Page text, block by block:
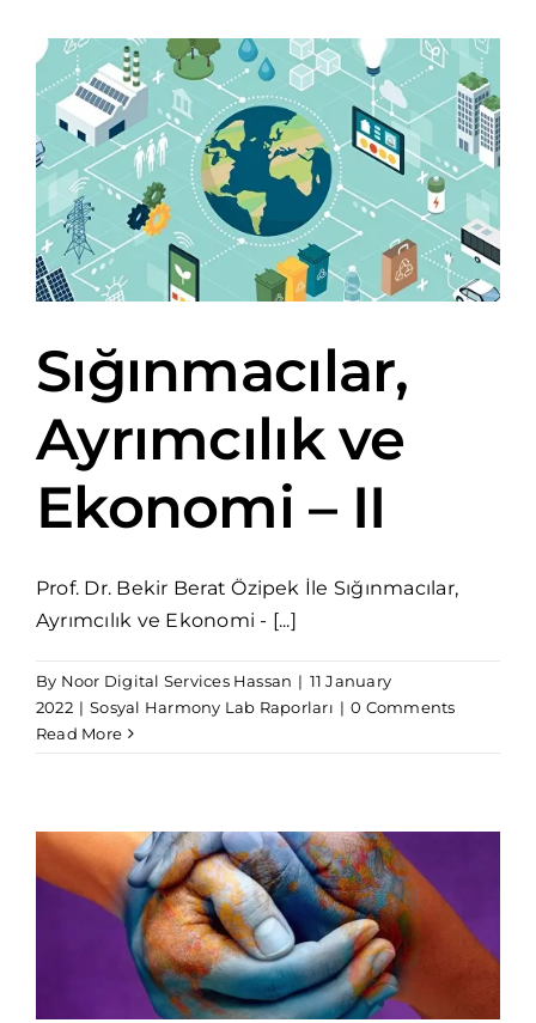
Sığınmacılar,
Ayrımcılık ve
Ekonomi – II
Prof. Dr. Bekir Berat Özipek İle Sığınmacılar,
Ayrımcılık ve Ekonomi - [...]
By Noor Digital Services Hassan | 11 January
2022 | Sosyal Harmony Lab Raporları | 0 Comments
Read More